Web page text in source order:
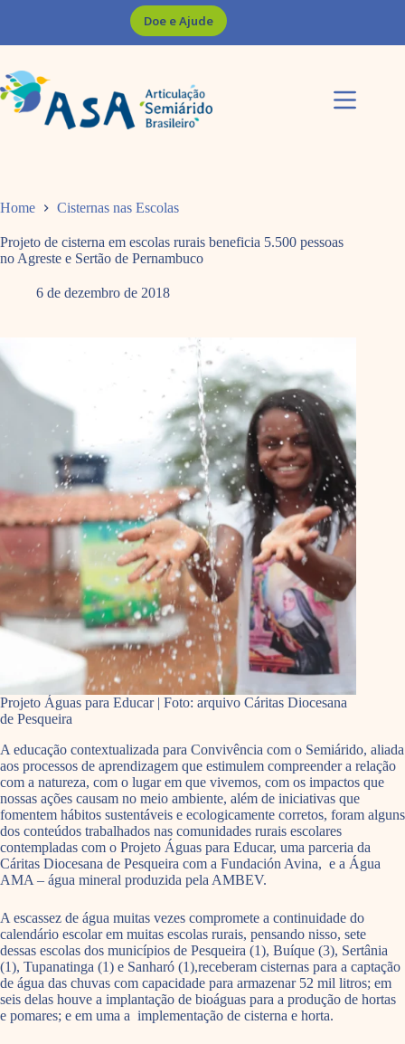
Doe e Ajude
Home Cisternas nas Escolas
Projeto de cisterna em escolas rurais beneficia 5.500 pessoas
no Agreste e Sertão de Pernambuco
6 de dezembro de 2018
Projeto Águas para Educar | Foto: arquivo Cáritas Diocesana
de Pesqueira
A educação contextualizada para Convivência com o Semiárido, aliada
aos processos de aprendizagem que estimulem compreender a relação
com a natureza, com o lugar em que vivemos, com os impactos que
nossas ações causam no meio ambiente, além de iniciativas que
fomentem hábitos sustentáveis e ecologicamente corretos, foram alguns
dos conteúdos trabalhados nas comunidades rurais escolares
contempladas com o Projeto Águas para Educar, uma parceria da
Cáritas Diocesana de Pesqueira com a Fundación Avina, e a Água
AMA – água mineral produzida pela AMBEV.
A escassez de água muitas vezes compromete a continuidade do
calendário escolar em muitas escolas rurais, pensando nisso, sete
dessas escolas dos municípios de Pesqueira (1), Buíque (3), Sertânia
(1), Tupanatinga (1) e Sanharó (1),receberam cisternas para a captação
de água das chuvas com capacidade para armazenar 52 mil litros; em
seis delas houve a implantação de bioáguas para a produção de hortas
e pomares; e em uma a implementação de cisterna e horta.